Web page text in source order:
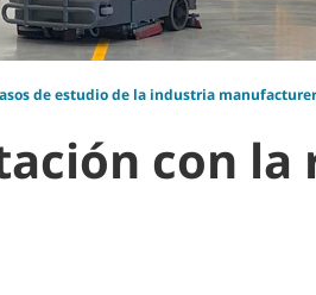
de estudio de la industria
con la